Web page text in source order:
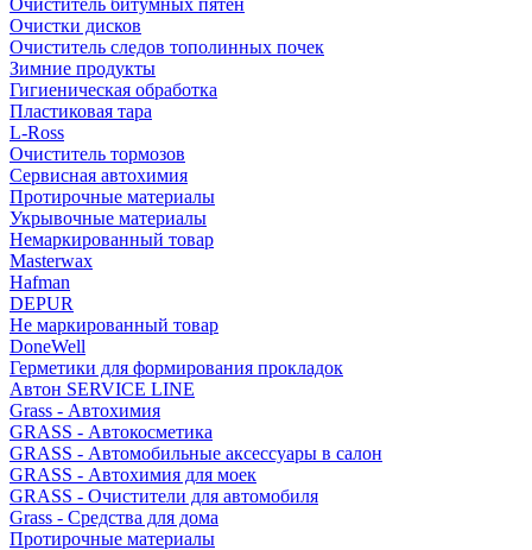
Очиститель битумных пятен
Очистки дисков
Очиститель следов тополинных почек
Зимние продукты
Гигиеническая обработка
Пластиковая тара
L-Ross
Очиститель тормозов
Сервисная автохимия
Протирочные материалы
Укрывочные материалы
Немаркированный товар
Masterwax
Hafman
DEPUR
Не маркированный товар
DoneWell
Герметики для формирования прокладок
Автон SERVICE LINE
Grass - Автохимия
GRASS - Автокосметика
GRASS - Автомобильные аксессуары в салон
GRASS - Автохимия для моек
GRASS - Очистители для автомобиля
Grass - Средства для дома
Протирочные материалы